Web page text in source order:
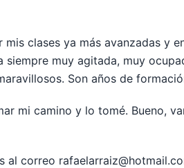
clases ya más avanzadas y
muy agitada, muy
Son años de
mi camino y lo tomé. Bueno,
al correo